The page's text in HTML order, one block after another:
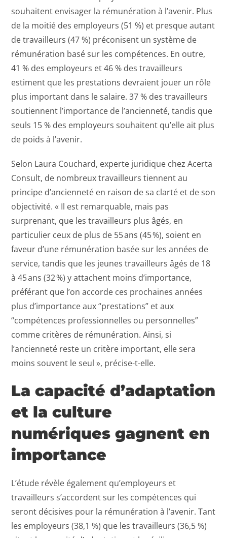
souhaitent envisager la rémunération à l’avenir. Plus
de la moitié des employeurs (51 %) et presque autant
de travailleurs (47 %) préconisent un système de
rémunération basé sur les compétences. En outre,
41 % des employeurs et 46 % des travailleurs
estiment que les prestations devraient jouer un rôle
plus important dans le salaire. 37 % des travailleurs
soutiennent l’importance de l’ancienneté, tandis que
seuls 15 % des employeurs souhaitent qu’elle ait plus
de poids à l’avenir.
Selon Laura Couchard, experte juridique chez Acerta
Consult, de nombreux travailleurs tiennent au
principe d’ancienneté en raison de sa clarté et de son
objectivité. « Il est remarquable, mais pas
surprenant, que les travailleurs plus âgés, en
particulier ceux de plus de 55 ans (45 %), soient en
faveur d’une rémunération basée sur les années de
service, tandis que les jeunes travailleurs âgés de 18
à 45 ans (32 %) y attachent moins d’importance,
préférant que l’on accorde ces prochaines années
plus d’importance aux “prestations” et aux
“compétences professionnelles ou personnelles”
comme critères de rémunération. Ainsi, si
l’ancienneté reste un critère important, elle sera
moins souvent le seul », précise-t-elle.
La capacité d’adaptation
et la culture
numériques gagnent en
importance
L’étude révèle également qu’employeurs et
travailleurs s’accordent sur les compétences qui
seront décisives pour la rémunération à l’avenir. Tant
les employeurs (38,1 %) que les travailleurs (36,5 %)